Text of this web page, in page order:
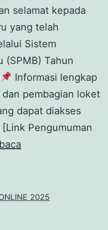
selamat kepada
yang telah
Sistem
(SPMB) Tahun
Informasi lengkap
pembagian loket
dapat diakses
[Link Pengumuman
(SISTEM
2025